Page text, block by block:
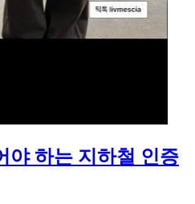
야 하는 지하철 인증